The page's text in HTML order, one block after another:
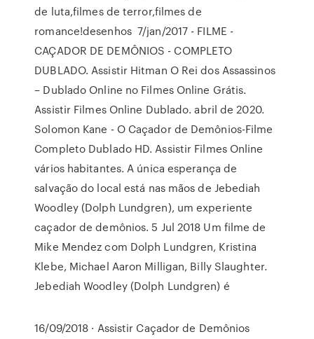
de luta,filmes de terror,filmes de
romance!desenhos 7/jan/2017 - FILME -
CAÇADOR DE DEMÔNIOS - COMPLETO
DUBLADO. Assistir Hitman O Rei dos Assassinos
– Dublado Online no Filmes Online Grátis.
Assistir Filmes Online Dublado. abril de 2020.
Solomon Kane - O Caçador de Demônios-Filme
Completo Dublado HD. Assistir Filmes Online
vários habitantes. A única esperança de
salvação do local está nas mãos de Jebediah
Woodley (Dolph Lundgren), um experiente
caçador de demônios. 5 Jul 2018 Um filme de
Mike Mendez com Dolph Lundgren, Kristina
Klebe, Michael Aaron Milligan, Billy Slaughter.
Jebediah Woodley (Dolph Lundgren) é
16/09/2018 · Assistir Caçador de Demônios